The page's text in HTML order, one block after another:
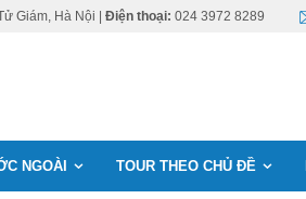
Giám, Hà Nội | Điện thoại: 024 3972 8289
NGOÀI TOUR THEO CHỦ ĐỀ